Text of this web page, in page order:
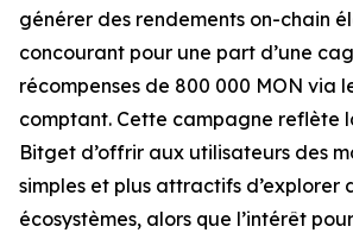
générer des rendements on-chain
concourant pour une part d’une
récompenses de 800 000 MON via
comptant. Cette campagne reflète
Bitget d’offrir aux utilisateurs des
simples et plus attractifs d’explorer
écosystèmes, alors que l’intérêt